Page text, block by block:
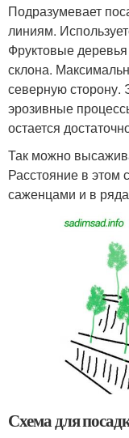
Подразумевает
линиям.
Фруктовые
склона.
северную сторону.
эрозивные
остается
Так можно
Расстояние в этом
саженцами и в
Схема для